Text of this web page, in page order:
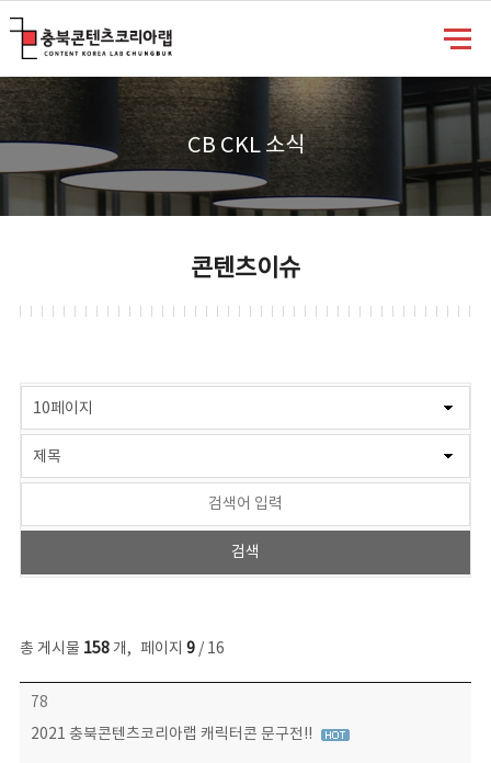
CB CKL 소식
콘텐츠이슈
총 게시물 158개, 페이지 9/ 16
콘텐츠이슈 목록 - 번호, 제목, 작성자, 파일, 조회수, 작성일 정보 제공
78
2021 충북콘텐츠코리아랩 캐릭터콘 문구전!!